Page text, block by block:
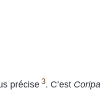
précise 3. C’est Coripa